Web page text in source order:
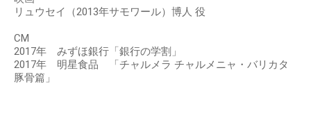
リュウセイ（2013年サモワール）博人 役
CM
2017年 みずほ銀行「銀行の学割」
2017年 明星食品 「チャルメラ チャルメニャ・バリカタ
豚骨篇」